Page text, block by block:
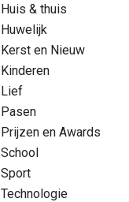
Huis & thuis
Huwelijk
Kerst en Nieuw
Kinderen
Lief
Pasen
Prijzen en Awards
School
Sport
Technologie